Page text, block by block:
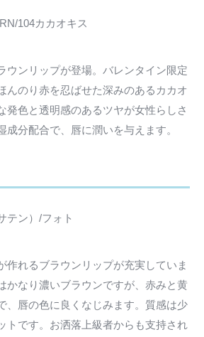
104カカオキス
ウンリップが登場。バレンタイン限定
んのり赤を忍ばせた深みのあるカカオ
発色と透明感のあるツヤが女性らしさ
成分配合で、唇に潤いを与えます。
テン）/フォト
作れるブラウンリップが充実していま
かなり濃いブラウンですが、赤みと黄
、唇の色に良くなじみます。質感は少
トです。お洒落上級者からも支持され